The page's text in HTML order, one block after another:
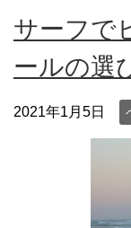
サーフで
ールの選
2021年1月5日